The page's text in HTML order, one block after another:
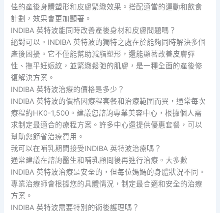
佳的產後身體塑形和皮膚緊緻效果。搭配適當的運動和飲食
計劃，效果會更加顯著。
INDIBA 英特波能同時改善產後身材和皮膚問題嗎？
絕對可以。INDIBA 英特波的獨特之處在於能夠同時解決多個
產後困擾。它不僅能幫助減脂塑形，還能顯著改善皮膚彈
性、撫平妊娠紋，並緊緻鬆弛的肌膚，是一種全面的產後修
復解決方案。
INDIBA 英特波治療的價格是多少？
INDIBA 英特波的價格因療程套餐和治療範圍而異，通常每次
療程約HK0-1,500。建議您諮詢專業美容中心，根據個人需
求制定最適合的療程方案。許多中心還提供優惠套餐，可以
幫助您節省治療費用。
我可以在哺乳期間接受INDIBA 英特波治療嗎？
通常建議在諮詢醫生和哺乳顧問後再進行治療。大多數
INDIBA 英特波治療是安全的，但每位媽媽的身體狀況不同。
專業治療師會根據您的具體情況，制定最合適和安全的治療
方案。
INDIBA 英特波需要特別的術後護理嗎？